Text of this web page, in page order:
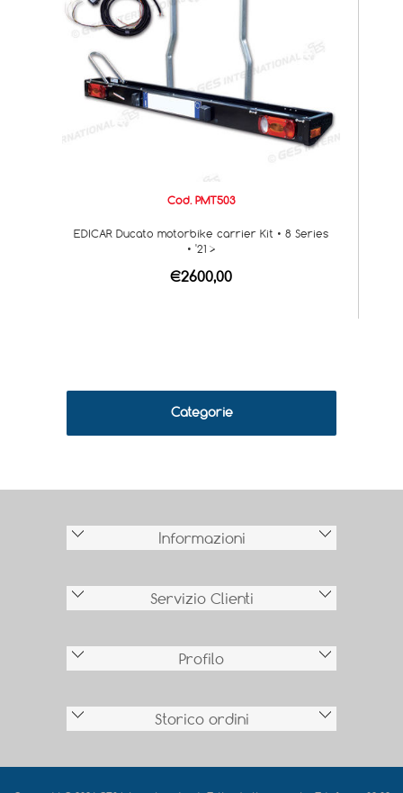
Cod. PMT503
EDICAR Ducato motorbike carrier Kit • 8 Series
• '21 >
€2600,00
Categorie
Informazioni
Servizio Clienti
Profilo
Storico ordini